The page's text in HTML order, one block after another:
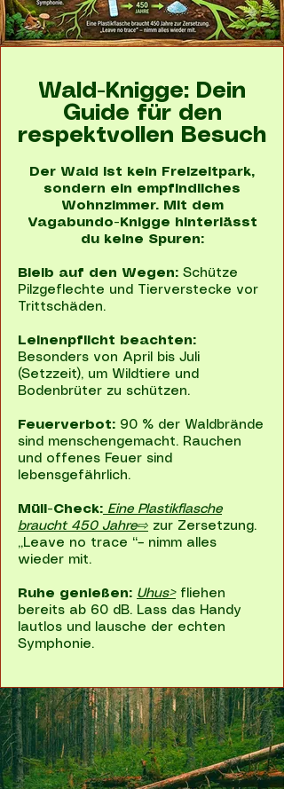
Wald-Knigge: Dein
Guide für den
respektvollen Besuch
Der Wald ist kein Freizeitpark,
sondern ein empfindliches
Wohnzimmer. Mit dem
Vagabundo-Knigge hinterlässt
du keine Spuren:
Bleib auf den Wegen: Schütze
Pilzgeflechte und Tierverstecke vor
Trittschäden.
Leinenpflicht beachten:
Besonders von April bis Juli
(Setzzeit), um Wildtiere und
Bodenbrüter zu schützen.
Feuerverbot: 90 % der Waldbrände
sind menschengemacht. Rauchen
und offenes Feuer sind
lebensgefährlich.
Müll-Check: Eine Plastikflasche
braucht 450 Jahre⇨ zur Zersetzung.
„Leave no trace “– nimm alles
wieder mit.
Ruhe genießen: Uhus>fliehen
bereits ab 60 dB. Lass das Handy
lautlos und lausche der echten
Symphonie.